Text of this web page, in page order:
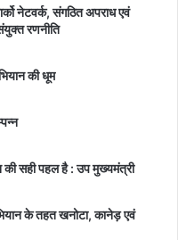
नेटवर्क, संगठित अपराध एवं
रणनीति
की धूम
सही पहल है : उप मुख्यमंत्री
के तहत खनोटा, कानेड़ एवं